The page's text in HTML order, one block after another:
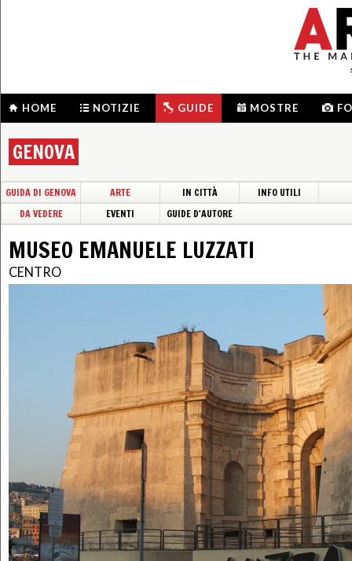
HOME NOTIZIE GUIDE MOSTRE
GENOVA
GUIDA DI GENOVA ARTE IN CITTÀ
INFO UTILI
DA VEDERE
EVENTI GUIDE D'AUTORE
MUSEO EMANUELE LUZZATI
CENTRO